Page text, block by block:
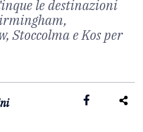
le destinazioni
Stoccolma e Kos per